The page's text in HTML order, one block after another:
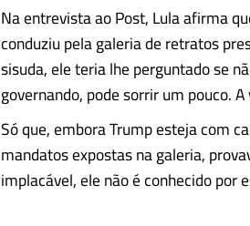
Na entrevista ao Post, Lula afirma
conduziu pela galeria de retratos
sisuda, ele teria lhe perguntado se
governando, pode sorrir um pouco.
Só que, embora Trump esteja com
mandatos expostas na galeria,
implacável, ele não é conhecido por